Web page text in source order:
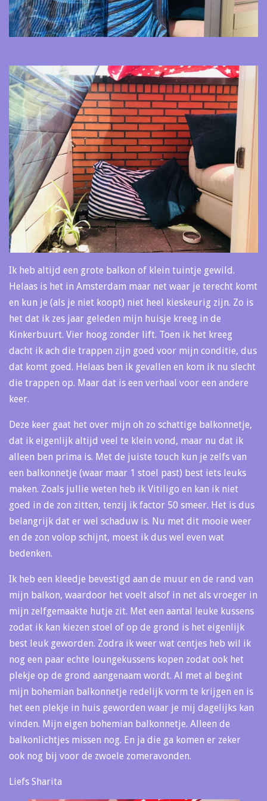
Ik heb altijd een grote balkon of klein tuintje gewild.
Helaas is het in Amsterdam maar net waar je terecht komt
en kun je (als je niet koopt) niet heel kieskeurig zijn. Zo is
het dat ik zes jaar geleden mijn huisje kreeg in de
Kinkerbuurt. Vier hoog zonder lift. Toen ik het kreeg
dacht ik ach die trappen zijn goed voor mijn conditie, dus
dat komt goed. Helaas ben ik gevallen en kom ik nu slecht
die trappen op. Maar dat is een verhaal voor een andere
keer.
Deze keer gaat het over mijn oh zo schattige balkonnetje,
dat ik eigenlijk altijd veel te klein vond, maar nu dat ik
alleen ben prima is. Met de juiste touch kun je zelfs van
een balkonnetje (waar maar 1 stoel past) best iets leuks
maken. Zoals jullie weten heb ik Vitiligo en kan ik niet
goed in de zon zitten, tenzij ik factor 50 smeer. Het is dus
belangrijk dat er wel schaduw is. Nu met dit mooie weer
en de zon volop schijnt, moest ik dus wel even wat
bedenken.
Ik heb een kleedje bevestigd aan de muur en de rand van
mijn balkon, waardoor het voelt alsof in net als vroeger in
mijn zelfgemaakte hutje zit. Met een aantal leuke kussens
zodat ik kan kiezen stoel of op de grond is het eigenlijk
best leuk geworden. Zodra ik weer wat centjes heb wil ik
nog een paar echte loungekussens kopen zodat ook het
plekje op de grond aangenaam wordt. Al met al begint
mijn bohemian balkonnetje redelijk vorm te krijgen en is
het een plekje in huis geworden waar je mij dagelijks kan
vinden. Mijn eigen bohemian balkonnetje. Alleen de
balkonlichtjes missen nog. En ja die ga komen er zeker
ook nog bij voor de zwoele zomeravonden.
Liefs Sharita